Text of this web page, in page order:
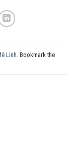
Linh . Bookmark the